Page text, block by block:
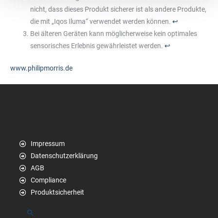
nicht, dass dieses Produkt sicherer ist als andere Produkte,
die mit „Iqos Iluma“ verwendet werden können.↩︎
Bei älteren Geräten kann möglicherweise kein optimales
sensorisches Erlebnis gewährleistet werden.↩︎
www.philipmorris.de
Impressum
Datenschutzerklärung
AGB
Compliance
Produktsicherheit
Suchen